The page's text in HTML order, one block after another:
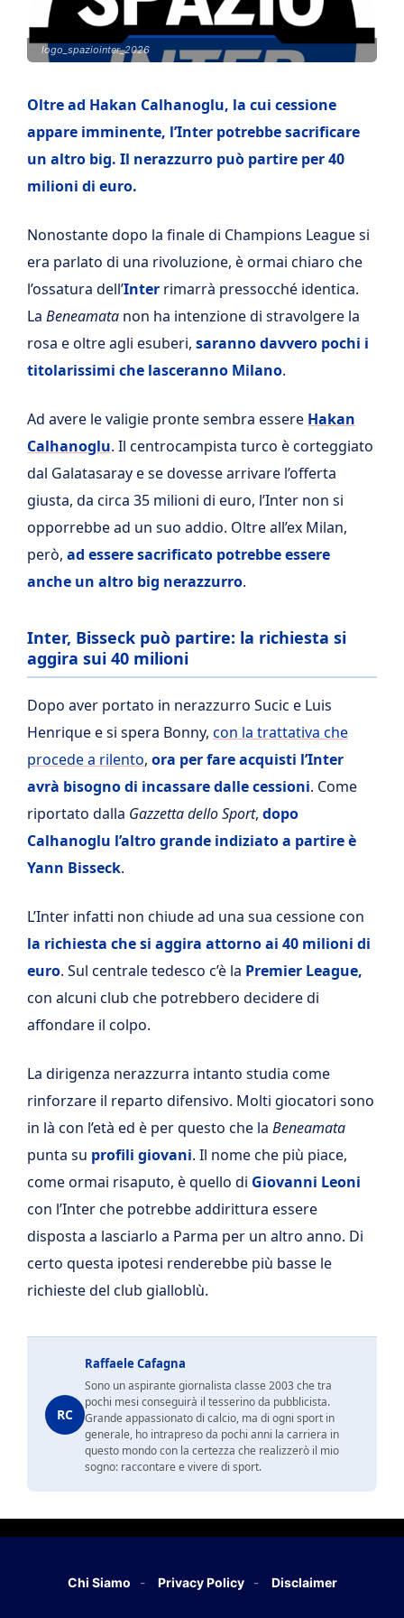
logo_spaziointer_2026
Oltre ad Hakan Calhanoglu, la cui cessione
appare imminente, l’Inter potrebbe sacrificare
un altro big. Il nerazzurro può partire per 40
milioni di euro.
Nonostante dopo la finale di Champions League si
era parlato di una rivoluzione, è ormai chiaro che
l’ossatura dell’Inter rimarrà pressocché identica.
La Beneamata non ha intenzione di stravolgere la
rosa e oltre agli esuberi, saranno davvero pochi i
titolarissimi che lasceranno Milano.
Ad avere le valigie pronte sembra essere Hakan
Calhanoglu. Il centrocampista turco è corteggiato
dal Galatasaray e se dovesse arrivare l’offerta
giusta, da circa 35 milioni di euro, l’Inter non si
opporrebbe ad un suo addio. Oltre all’ex Milan,
però, ad essere sacrificato potrebbe essere
anche un altro big nerazzurro.
Inter, Bisseck può partire: la richiesta si
aggira sui 40 milioni
Dopo aver portato in nerazzurro Sucic e Luis
Henrique e si spera Bonny, con la trattativa che
procede a rilento, ora per fare acquisti l’Inter
avrà bisogno di incassare dalle cessioni. Come
riportato dalla Gazzetta dello Sport, dopo
Calhanoglu l’altro grande indiziato a partire è
Yann Bisseck.
L’Inter infatti non chiude ad una sua cessione con
la richiesta che si aggira attorno ai 40 milioni di
euro. Sul centrale tedesco c’è la Premier League,
con alcuni club che potrebbero decidere di
affondare il colpo.
La dirigenza nerazzurra intanto studia come
rinforzare il reparto difensivo. Molti giocatori sono
in là con l’età ed è per questo che la Beneamata
punta su profili giovani. Il nome che più piace,
come ormai risaputo, è quello di Giovanni Leoni
con l’Inter che potrebbe addirittura essere
disposta a lasciarlo a Parma per un altro anno. Di
certo questa ipotesi renderebbe più basse le
richieste del club gialloblù.
RC
Raffaele Cafagna
Sono un aspirante giornalista classe 2003 che tra
pochi mesi conseguirà il tesserino da pubblicista.
Grande appassionato di calcio, ma di ogni sport in
generale, ho intrapreso da pochi anni la carriera in
questo mondo con la certezza che realizzerò il mio
sogno: raccontare e vivere di sport.
Chi Siamo Privacy Policy Disclaimer